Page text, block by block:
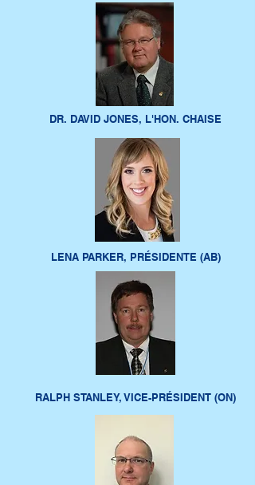
DR. DAVID JONES, L'HON. CHAISE
LENA PARKER, PRÉSIDENTE (AB)
RALPH STANLEY, VICE-PRÉSIDENT (ON)